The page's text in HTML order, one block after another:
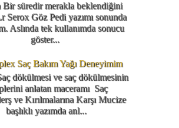
Bir süredir merakla beklendiğini
Serox Göz Pedi yazımı sonunda
Aslında tek kullanımda sonucu
göster...
Saç Bakım Yağı Deneyimim
dökülmesi ve saç dökülmesinin
anlatan maceramı Saç
ve Kırılmalarına Karşı Mucize
başlıklı yazımda anl...